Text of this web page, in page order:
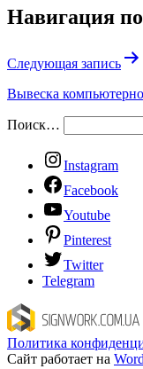
Навигация
Следующая запись
Вывеска
Поиск…
Instagram
Facebook
Youtube
Pinterest
Twitter
Telegram
Политика
Сайт работает на